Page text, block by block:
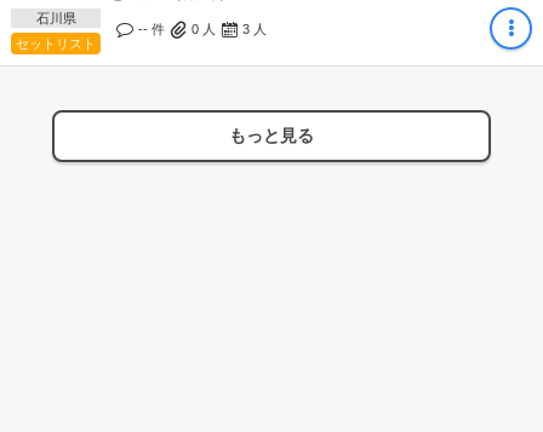
石川県
セットリスト
-- 件 0 人 3 人
もっと見る